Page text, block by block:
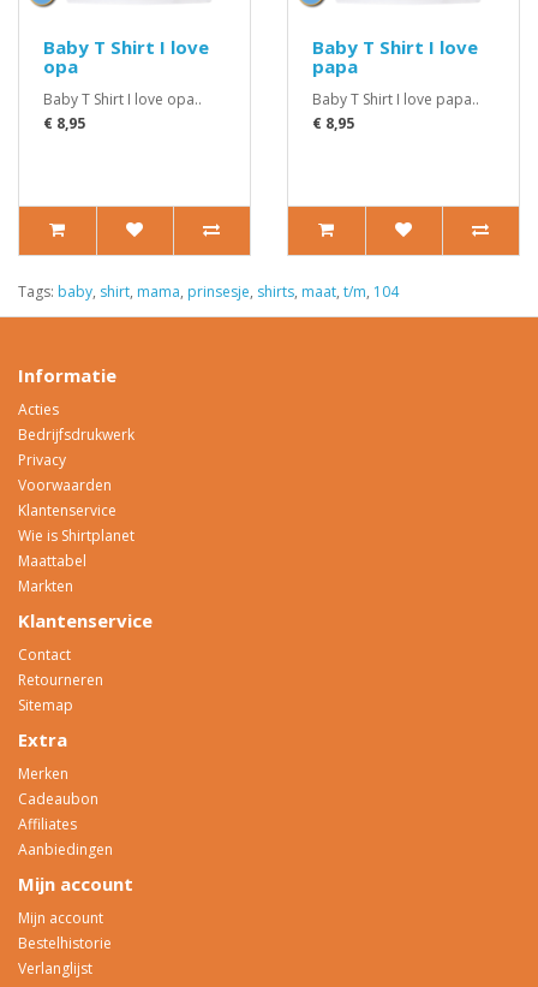
Baby T Shirt I love
opa
Baby T Shirt I love opa..
€ 8,95
Baby T Shirt I love
papa
Baby T Shirt I love papa..
€ 8,95
Tags: baby, shirt, mama, prinsesje, shirts, maat, t/m, 104
Informatie
Acties
Bedrijfsdrukwerk
Privacy
Voorwaarden
Klantenservice
Wie is Shirtplanet
Maattabel
Markten
Klantenservice
Contact
Retourneren
Sitemap
Extra
Merken
Cadeaubon
Affiliates
Aanbiedingen
Mijn account
Mijn account
Bestelhistorie
Verlanglijst